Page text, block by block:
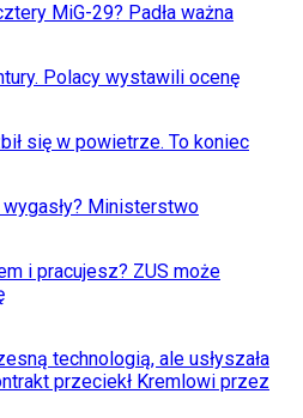
MiG-29? Padła ważna
Polacy wystawili ocenę
się w powietrze. To koniec
Ministerstwo
i pracujesz? ZUS może
technologią, ale usłyszała
przeciekł Kremlowi przez